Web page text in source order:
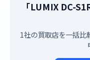
「LUMIX DC-
1社の買取店を一括比